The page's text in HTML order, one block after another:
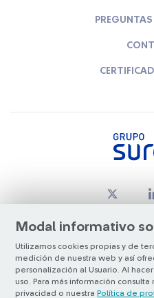
Modal informativo
Utilizamos cookies propias y de
medición de nuestra web y así
personalización al Usuario. Al hacer
uso. Para más información consulta
privacidad o nuestra Política de
PREGUNTAS
© Copyright